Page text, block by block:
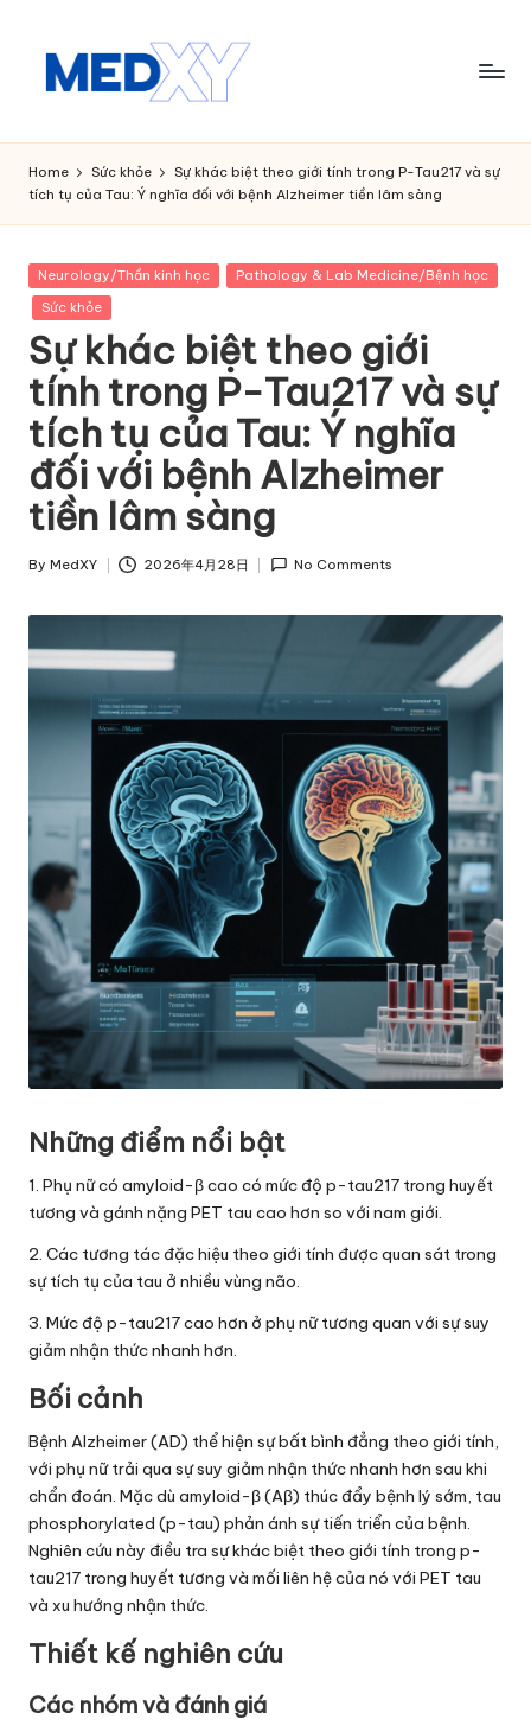
M
e
d
x
y
A
I
Home Sức khỏe
Sự khác biệt theo giới tính trong P-Tau217 và sự
tích tụ của Tau: Ý nghĩa đối với bệnh Alzheimer tiền lâm sàng
Posted
in
Neurology/Thần kinh học
Pathology & Lab Medicine/Bệnh học
Sức khỏe
Sự khác biệt theo giới
tính trong P-Tau217 và sự
tích tụ của Tau: Ý nghĩa
đối với bệnh Alzheimer
tiền lâm sàng
Posted
By MedXY 2026年4月28日 No Comments
Những điểm nổi bật
1. Phụ nữ có amyloid-β cao có mức độ p-tau217 trong huyết
tương và gánh nặng PET tau cao hơn so với nam giới.
2. Các tương tác đặc hiệu theo giới tính được quan sát trong
sự tích tụ của tau ở nhiều vùng não.
3. Mức độ p-tau217 cao hơn ở phụ nữ tương quan với sự suy
giảm nhận thức nhanh hơn.
Bối cảnh
Bệnh Alzheimer (AD) thể hiện sự bất bình đẳng theo giới tính,
với phụ nữ trải qua sự suy giảm nhận thức nhanh hơn sau khi
chẩn đoán. Mặc dù amyloid-β (Aβ) thúc đẩy bệnh lý sớm, tau
phosphorylated (p-tau) phản ánh sự tiến triển của bệnh.
Nghiên cứu này điều tra sự khác biệt theo giới tính trong p-
tau217 trong huyết tương và mối liên hệ của nó với PET tau
và xu hướng nhận thức.
Thiết kế nghiên cứu
Các nhóm và đánh giá